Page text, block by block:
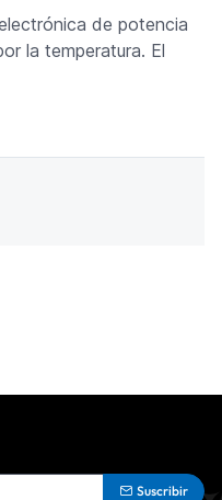
de potencia
la temperatura. El
Suscribir